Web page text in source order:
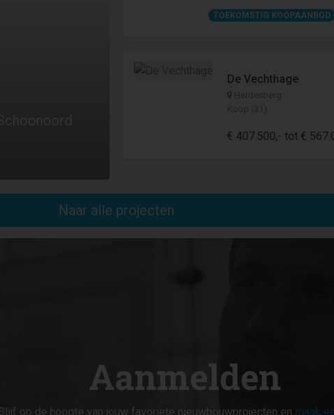
TOEKOMSTIG KOOPAANBOD
De Vechthage
Hardenberg
Koop (31)
€ 407.500,- tot €
Naar alle projecten
Aanmelden
Blijf op de hoogte van jouw favoriete nieuwbouwprojecten en maak